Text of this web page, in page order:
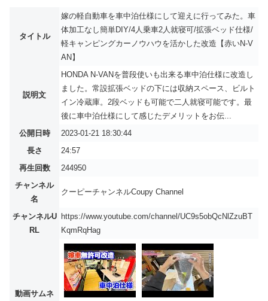
タイトル
嫁の軽自動車を車中泊仕様にして迎えに行ってみた。車
体加工なし簡単DIY/4人乗車2人就寝可/拡張ベッド仕様/
軽キャンピングカーノウハウを活かした改造【赤いN-V
AN】
説明文
HONDA N-VANを普段使いも出来る車中泊仕様に改造し
ました。常設拡張ベッドの下には収納スペース、ビルト
イン冷蔵庫。2段ベッドも可能で二人就寝可能です。最
後に車中泊仕様にして感じたデメリットをお伝...
公開日時
2023-01-21 18:30:44
長さ
24:57
再生回数
244950
チャンネル
名
クーピーチャンネルCoupy Channel
チャンネルU
RL
https://www.youtube.com/channel/UC9s5obQcNlZzuBT
KqmRqHag
動画サムネ